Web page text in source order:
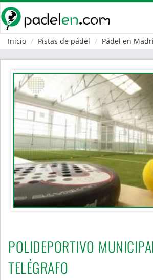
Inicio
Pistas de pádel Pádel en
POLIDEPORTIVO
TELÉGRAFO